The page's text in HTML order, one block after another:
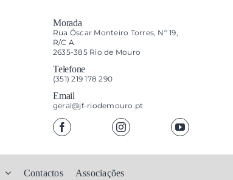
Morada
Rua Óscar Monteiro Torres, Nº 19,
R/C A
2635-385 Rio de Mouro
Telefone
(351) 219 178 290
Email
geral@jf-riodemouro.pt
Contactos Associações